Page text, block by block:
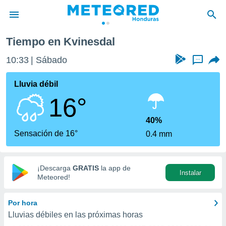
de
ha sido
para
que se
calidad.
a este
las
y
digital
basada
Tiempo en Kvinesdal
10:33 Sábado ...
Lluvia débil
16°
Sensación de 16°
40%
0.4 mm
¡Descarga GRATIS la app de
Meteored!
Instalar
Por hora
Lluvias débiles en las próximas horas